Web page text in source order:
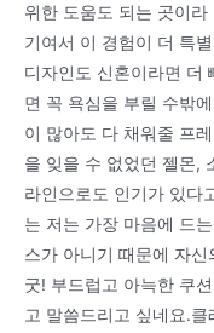
위한 도움도 되는 곳이
기여서 이 경험이 더 특
디자인도 신혼이라면 더
면 꼭 욕심을 부릴 수밖
이 많아도 다 채워줄 프
을 잊을 수 없었던 젤몬,
라인으로도 인기가 있다
는 저는 가장 마음에 드
스가 아니기 때문에 자
굿! 부드럽고 아늑한 쿠
고 말씀드리고 싶네요.